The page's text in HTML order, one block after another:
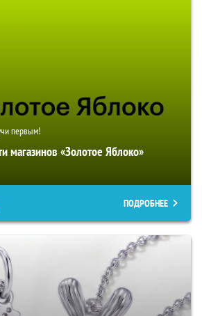
первым!
магазинов «Золотое Яблоко»
ПОДРОБНЕЕ